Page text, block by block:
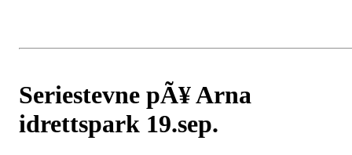
Seriestevne pÃ¥ Arna
idrettspark 19.sep.